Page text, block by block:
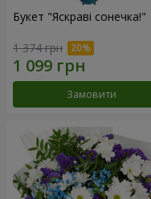
Букет "Яскраві сонечка!"
1 374 грн
Замовити